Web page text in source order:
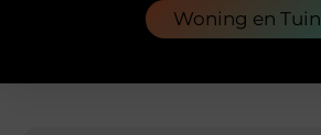
Woning en Tuin